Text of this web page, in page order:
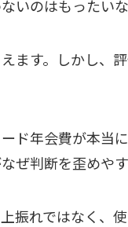
いのはもったい
ます。しかし、
ド年会費が本当
ぜ判断を歪めや
振れではなく、